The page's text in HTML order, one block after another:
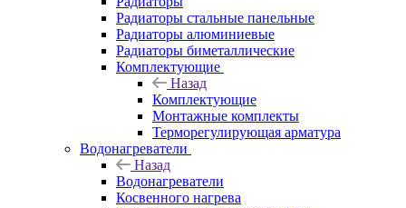
Радиаторы стальные панельные
Радиаторы алюминиевые
Радиаторы биметаллические
Комплектующие
Назад
Комплектующие
Монтажные комплекты
Терморегулирующая арматура
Водонагреватели
Назад
Водонагреватели
Косвенного нагрева